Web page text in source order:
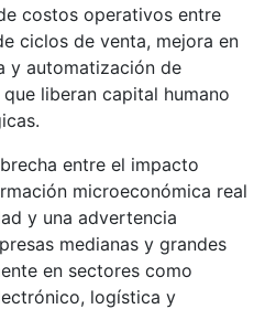
costos operativos entre
ciclos de venta, mejora en
y automatización de
liberan capital humano
entre el impacto
microeconómica real
y una advertencia
medianas y grandes
en sectores como
logística y